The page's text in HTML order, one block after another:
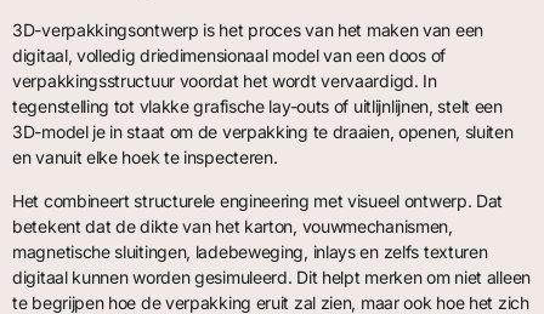
3D-verpakkingsontwerp is het proces van het maken van een
digitaal, volledig driedimensionaal model van een doos of
verpakkingsstructuur voordat het wordt vervaardigd. In
tegenstelling tot vlakke grafische lay-outs of uitlijnlijnen, stelt een
3D-model je in staat om de verpakking te draaien, openen, sluiten
en vanuit elke hoek te inspecteren.
Het combineert structurele engineering met visueel ontwerp. Dat
betekent dat de dikte van het karton, vouwmechanismen,
magnetische sluitingen, ladebeweging, inlays en zelfs texturen
digitaal kunnen worden gesimuleerd. Dit helpt merken om niet alleen
te begrijpen hoe de verpakking eruit zal zien, maar ook hoe het zich